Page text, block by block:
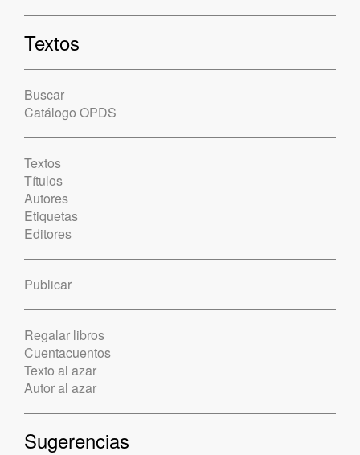
Textos
Buscar
Catálogo OPDS
Textos
Títulos
Autores
Etiquetas
Editores
Publicar
Regalar libros
Cuentacuentos
Texto al azar
Autor al azar
Sugerencias